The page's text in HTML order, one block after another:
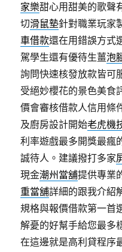
家樂甜心用甜美的歌聲
切滑鼠墊針對職業玩家
車借款還在用錯誤方式
駕學生還有優待生薑泡
詢問快速核發放款皆可
受絕妙櫻花的景色美食
價會審核借款人信用條
及廚房設計開始老虎機
利率遊戲最多開獎最瘋
誠待人。建議撥打多家
現金潮州當舖提供專業
重當舖詳細的跟我介紹
規格與報價借款第一首
解憂的好幫手給您最多
在這邊就是高利貸程序